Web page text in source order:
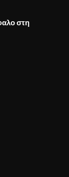
στη